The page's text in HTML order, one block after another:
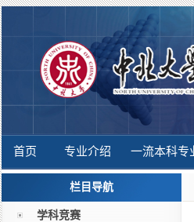
首页 专业介绍 一流本科专
栏目导航
学科竞赛